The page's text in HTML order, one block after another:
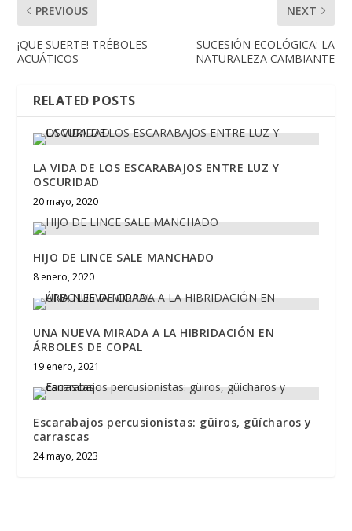
PREVIOUS
¡QUE SUERTE! TRÉBOLES
ACUÁTICOS
NEXT
SUCESIÓN ECOLÓGICA: LA
NATURALEZA CAMBIANTE
RELATED POSTS
LA VIDA DE LOS ESCARABAJOS ENTRE LUZ Y
OSCURIDAD
20 mayo, 2020
HIJO DE LINCE SALE MANCHADO
8 enero, 2020
UNA NUEVA MIRADA A LA HIBRIDACIÓN EN
ÁRBOLES DE COPAL
19 enero, 2021
Escarabajos percusionistas: güiros, güícharos y
carrascas
24 mayo, 2023